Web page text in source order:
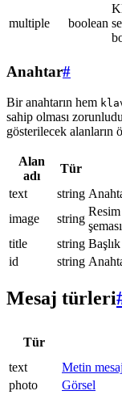
multiple boolean
Anahtar#
Bir anahtarın hem
sahip olması
gösterilecek alanların
Alan
adı
Tür
text
string
image
string
title
string
id
string
Mesaj türleri
Tür
text
Metin
photo
Görsel